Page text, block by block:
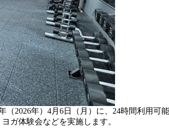
2026年）4月6日（月）に、24時間利用可
ガ体験会などを実施します。